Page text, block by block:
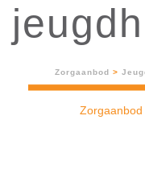
Zorgaanbod >
Zorgaanbod